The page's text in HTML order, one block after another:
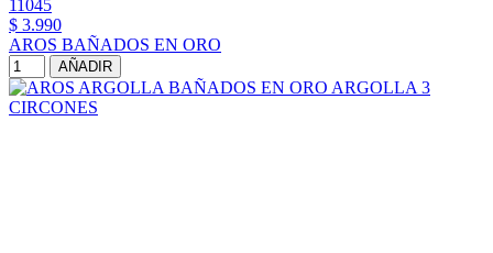
11045
$ 3.990
AROS BAÑADOS EN ORO
AÑADIR